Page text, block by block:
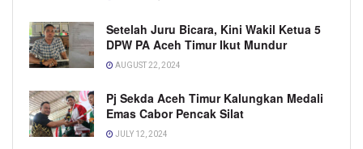
Setelah Juru Bicara, Kini Wakil Ketua 5
DPW PA Aceh Timur Ikut Mundur
AUGUST 22, 2024
Pj Sekda Aceh Timur Kalungkan Medali
Emas Cabor Pencak Silat
JULY 12, 2024